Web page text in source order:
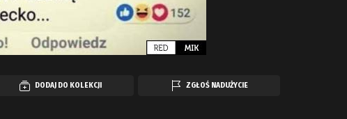
DODAJ DO KOLEKCJI ZGŁOŚ NADUŻYCIE